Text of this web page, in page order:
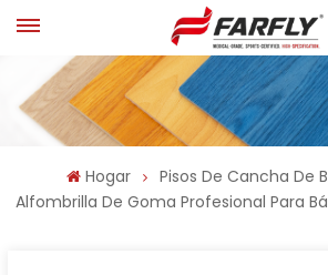
Hogar
Pisos De Cancha De
Alfombrilla De Goma Profesional Para